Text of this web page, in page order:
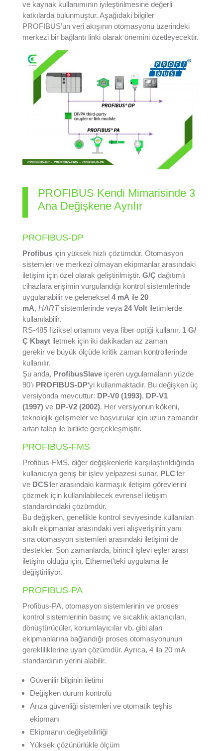
ve kaynak kullanımının iyileştirilmesine değerli
katkılarda bulunmuştur. Aşağıdaki bilgiler
PROFIBUS’un veri akışının otomasyonu üzerindeki
merkezi bir bağlantı linki olarak önemini özetleyecektir.
PROFIBUS Kendi Mimarisinde 3
Ana Değişkene Ayrılır
PROFIBUS-DP
Profibusiçin yüksek hızlı çözümdür. Otomasyon
sistemleri ve merkezi olmayan ekipmanlar arasındaki
iletişim için özel olarak geliştirilmiştir. G/Ç dağıtımlı
cihazlara erişimin vurgulandığı kontrol sistemlerinde
uygulanabilir ve geleneksel 4 mA ile 20
mA, HARTsistemlerinde veya 24 Voltiletimlerde
kullanılabilir.
RS-485 fiziksel ortamını veya fiber optiği kullanır. 1 G/
Ç Kbaytiletmek için iki dakikadan az zaman
gerekir ve büyük ölçüde kritik zaman kontrollerinde
kullanılır.
Şu anda, ProfibusSlaveiçeren uygulamaların yüzde
90’ı PROFIBUS-DP‘yi kullanmaktadır. Bu değişken üç
versiyonda mevcuttur: DP-V0 (1993), DP-V1
(1997)ve DP-V2 (2002). Her versiyonun kökeni,
teknolojik gelişmeler ve başvurular için uzun zamandır
artan talep ile birlikte gerçekleşmiştir.
PROFIBUS-FMS
Profibus-FMS, diğer değişkenlerle karşılaştırıldığında
kullanıcıya geniş bir işlev yelpazesi sunar. PLC‘ler
ve DCS‘ler arasındaki karmaşık iletişim görevlerini
çözmek için kullanılabilecek evrensel iletişim
standardındaki çözümdür.
Bu değişken, genellikle kontrol seviyesinde kullanılan
akıllı ekipmanlar arasındaki veri alışverişinin yanı
sıra otomasyon sistemleri arasındaki iletişimi de
destekler. Son zamanlarda, birincil işlevi eşler arası
iletişim olduğu için, Ethernet’teki uygulama ile
değiştiriliyor.
PROFIBUS-PA
Profibus-PA, otomasyon sistemlerinin ve proses
kontrol sistemlerinin basınç ve sıcaklık aktarıcıları,
dönüştürücüler, konumlayıcılar vb. gibi alan
ekipmanlarına bağlandığı proses otomasyonunun
gerekliliklerine uyan çözümdür. Ayrıca, 4 ila 20 mA
standardının yerini alabilir.
Güvenilir bilginin iletimi
Değişken durum kontrolü
Arıza güvenliği sistemleri ve otomatik teşhis
ekipmanı
Ekipmanın değişebilirliği
Yüksek çözünürlükle ölçüm